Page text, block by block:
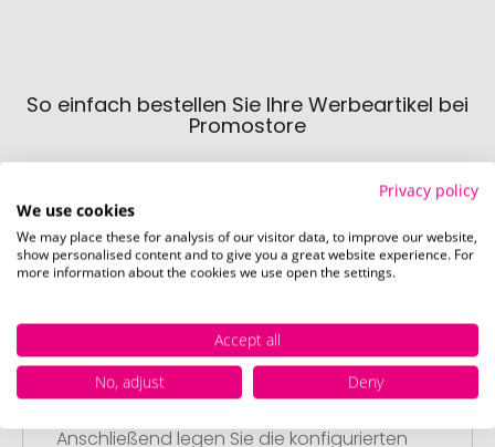
So einfach bestellen Sie Ihre Werbeartikel bei
Promostore
Artikelkonfiguration
Wählen Sie Ihre gewünschten
Werbeartikel aus und passen Sie diese
Anschließend legen Sie die konfigurierten
Privacy policy
We use cookies
We may place these for analysis of our visitor data, to improve our website,
show personalised content and to give you a great website experience. For
more information about the cookies we use open the settings.
Accept all
No, adjust
Deny